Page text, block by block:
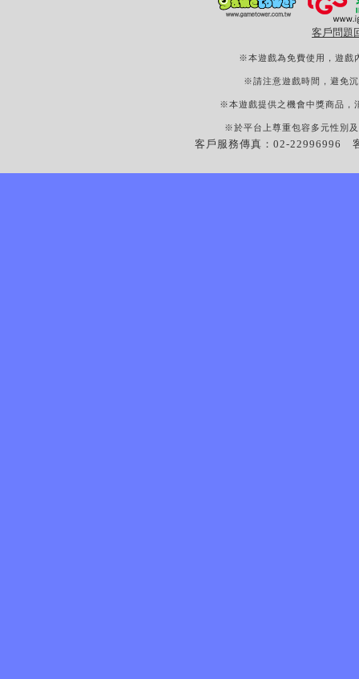
客戶問題
※本遊戲為免費使用，遊戲
※請注意遊戲時間，避免
※本遊戲提供之機會中獎商品，
※於平台上尊重包容多元性別
客戶服務傳真：02-22996996